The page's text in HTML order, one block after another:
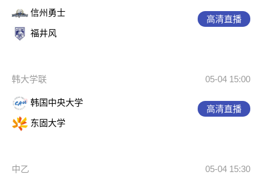
信州勇士
福井风
高清直播
韩大学联 05-04 15:00
韩国中央大学
东固大学
高清直播
中乙 05-04 15:30